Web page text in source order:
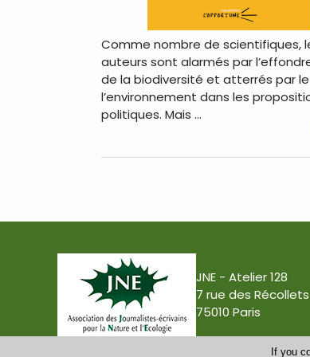
Comme nombre de scientifiques,
auteurs sont alarmés par
de la biodiversité et atterrés par
l’environnement dans les
politiques. Mais …
JNE - Atelier 128
7 rue des Récollets
75010 Paris
If you